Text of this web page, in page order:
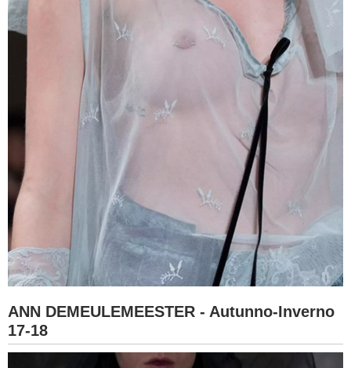
ANN DEMEULEMEESTER - Autunno-Inverno
17-18